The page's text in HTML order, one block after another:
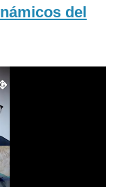
del